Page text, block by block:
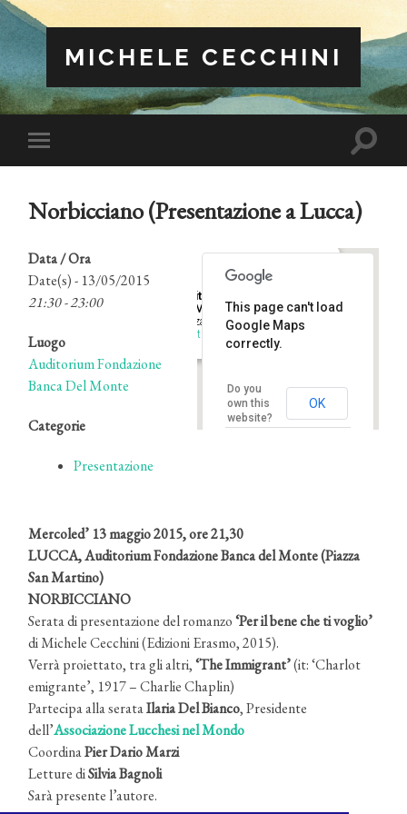
MICHELE CECCHINI
Attiva/disattiva
il
dispositivi
Attiva/
Norbicciano (Presentazione a Lucca)
Auditorium Fondazione Banca
Del Monte
Piazza San Martino - Lucca
Eventi
This page can't load
Google Maps
correctly.
Do you
own this
website?
OK
Data / Ora
Date(s) - 13/05/2015
21:30 - 23:00
Luogo
Auditorium Fondazione
Banca Del Monte
Categorie
Presentazione
Mercoled’ 13 maggio 2015, ore 21,30
LUCCA, Auditorium Fondazione Banca del Monte (Piazza
San Martino)
NORBICCIANO
Serata di presentazione del romanzo‘Per il bene che ti voglio’
di Michele Cecchini (Edizioni Erasmo, 2015).
Verrà proiettato, tra gli altri,‘The Immigrant’(it: ‘Charlot
emigrante’, 1917 – Charlie Chaplin)
Partecipa alla serataIlaria Del Bianco, Presidente
dell’Associazione Lucchesi nel Mondo
CoordinaPier Dario Marzi
Letture diSilvia Bagnoli
Sarà presente l’autore.